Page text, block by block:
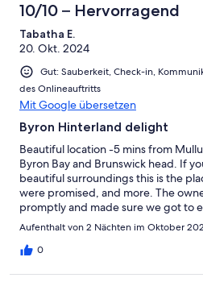
10/10 – Hervorragend
Tabatha E.
20. Okt. 2024
Gut: Sauberkeit, Check-in,
des Onlineauftritts
Mit Google übersetzen
Byron Hinterland delight
Beautiful location -5 mins from
Byron Bay and Brunswick head. If
beautiful surroundings this is the
were promised, and more. The
promptly and made sure we got to
of history in the valley. It was clean
Aufenthalt von 2 Nächten im Oktober
0